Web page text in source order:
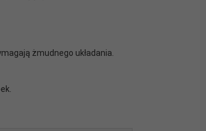
żmudnego układania.